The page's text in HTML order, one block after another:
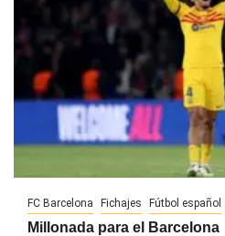
FC Barcelona Fichajes Fútbol español
Millonada para el Barcelona